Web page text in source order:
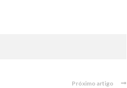
Próximo artigo